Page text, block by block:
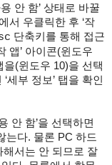
안 함’ 상태로 바꿀
서 우클릭한 후 ‘작
단축키를 통해 접근
앱’ 아이콘(윈도우
을(윈도우 10)을 선택
세부 정보’ 탭을 확인
안 함’을 선택하면
는다. 물론 PC 하드
서는 안 되므로 잘